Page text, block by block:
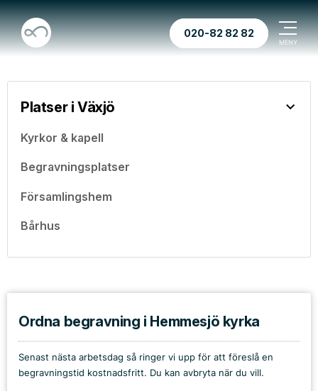
020-82 82 82
Platser i Växjö
Kyrkor & kapell
Begravningsplatser
Församlingshem
Bårhus
Ordna begravning i Hemmesjö kyrka
Senast nästa arbetsdag så ringer vi upp för att föreslå en
begravningstid kostnadsfritt. Du kan avbryta när du vill.